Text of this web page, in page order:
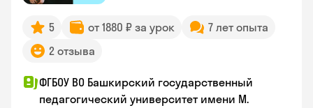
5 от 1880 ₽ за урок
7 лет опыта
2 отзыва
ФГБОУ ВО Башкирский государственный
педагогический университет имени М.